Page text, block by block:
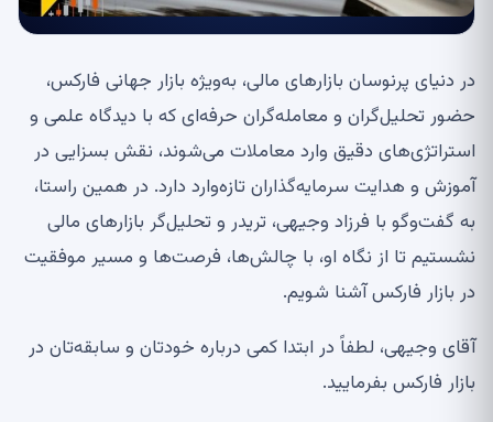
در دنیای پرنوسان بازارهای مالی، به‌ویژه بازار جهانی فارکس،
حضور تحلیل‌گران و معامله‌گران حرفه‌ای که با دیدگاه علمی و
استراتژی‌های دقیق وارد معاملات می‌شوند، نقش بسزایی در
آموزش و هدایت سرمایه‌گذاران تازه‌وارد دارد. در همین راستا،
به گفت‌وگو با فرزاد وجیهی، تریدر و تحلیل‌گر بازارهای مالی
نشستیم تا از نگاه او، با چالش‌ها، فرصت‌ها و مسیر موفقیت
در بازار فارکس آشنا شویم.
آقای وجیهی، لطفاً در ابتدا کمی درباره خودتان و سابقه‌تان در
بازار فارکس بفرمایید.